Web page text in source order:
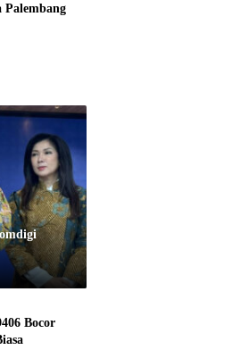
Palembang
Bocor